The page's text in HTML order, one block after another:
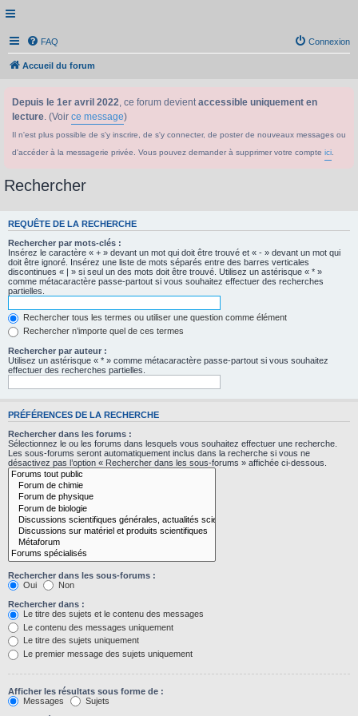
FAQ Connexion
Accueil du forum
Depuis le 1er avril 2022, ce forum devientaccessible uniquement en
lecture. (Voir ce message)
Il n'est plus possible de s'y inscrire, de s'y connecter, de poster de nouveaux messages ou
d'accéder à la messagerie privée. Vous pouvez demander à supprimer votre compte ici
Rechercher
REQUÊTE DE LA RECHERCHE
Rechercher par mots-clés :
Insérez le caractère « + » devant un mot qui doit être trouvé et « - » devant un mot qui
doit être ignoré. Insérez une liste de mots séparés entre des barres verticales
discontinues « | » si seul un des mots doit être trouvé. Utilisez un astérisque « * »
comme métacaractère passe-partout si vous souhaitez effectuer des recherches
partielles.
Rechercher tous les termes ou utiliser une question comme élément
Rechercher n’importe quel de ces termes
Rechercher par auteur :
Utilisez un astérisque « * » comme métacaractère passe-partout si vous souhaitez
effectuer des recherches partielles.
PRÉFÉRENCES DE LA RECHERCHE
Rechercher dans les forums :
Sélectionnez le ou les forums dans lesquels vous souhaitez effectuer une recherche.
Les sous-forums seront automatiquement inclus dans la recherche si vous ne
désactivez pas l’option « Rechercher dans les sous-forums » affichée ci-dessous.
Rechercher dans les sous-forums :
Oui
Non
Rechercher dans :
Le titre des sujets et le contenu des messages
Le contenu des messages uniquement
Le titre des sujets uniquement
Le premier message des sujets uniquement
Afficher les résultats sous forme de :
Messages
Sujets